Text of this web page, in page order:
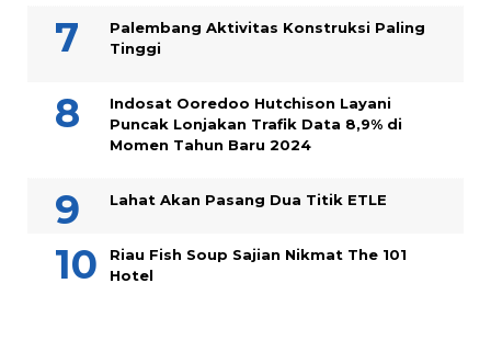
Palembang Aktivitas Konstruksi Paling
Tinggi
Indosat Ooredoo Hutchison Layani
Puncak Lonjakan Trafik Data 8,9% di
Momen Tahun Baru 2024
Lahat Akan Pasang Dua Titik ETLE
Riau Fish Soup Sajian Nikmat The 101
Hotel